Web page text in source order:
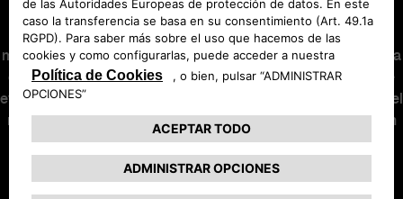
la ayuda PLAN AUTO+ que se podrá desencadenar como
consecuencia de la adquisición del vehículo objeto de la
misma. Consecuencia de lo anterior, se ha hecho coincidir la
cuota número 12 de la operación con el importe con el que
eventualmente podrá ser beneficiario el cliente, minorando el
resto de cuotas. El cliente será responsable de cumplir con
los requisitos y realizar las actuaciones necesarias para la
solicitud y concesión de la ayuda PLAN AUTO+. La
concesión o no de la ayuda PLAN AUTO+ no alterará la